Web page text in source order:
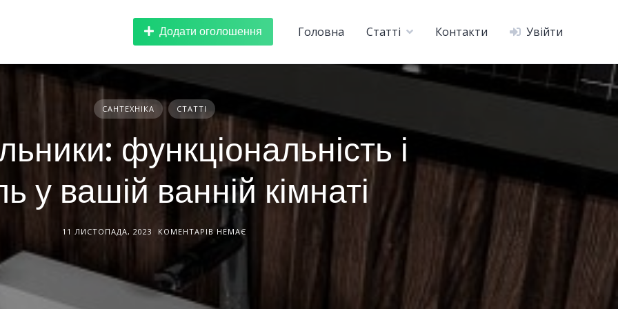
Головна Статті Контакти Увійти
Додати оголошення
САНТЕХНІКА СТАТТІ
функціональність і
у вашій ванній кімнаті
11 ЛИСТОПАДА, 2023 КОМЕНТАРІВ НЕМАЄ